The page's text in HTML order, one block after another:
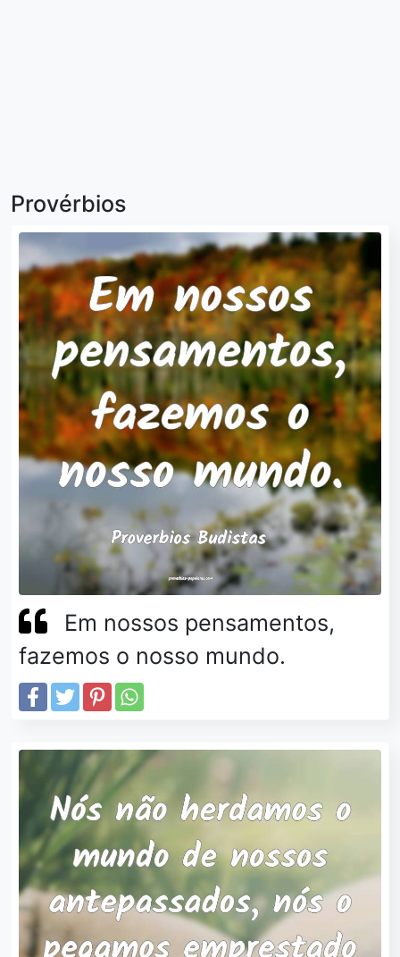
Provérbios
Em nossos pensamentos,
fazemos o nosso mundo.